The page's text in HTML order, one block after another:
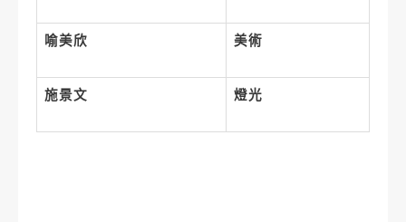
喻美欣 美術
施景文 燈光